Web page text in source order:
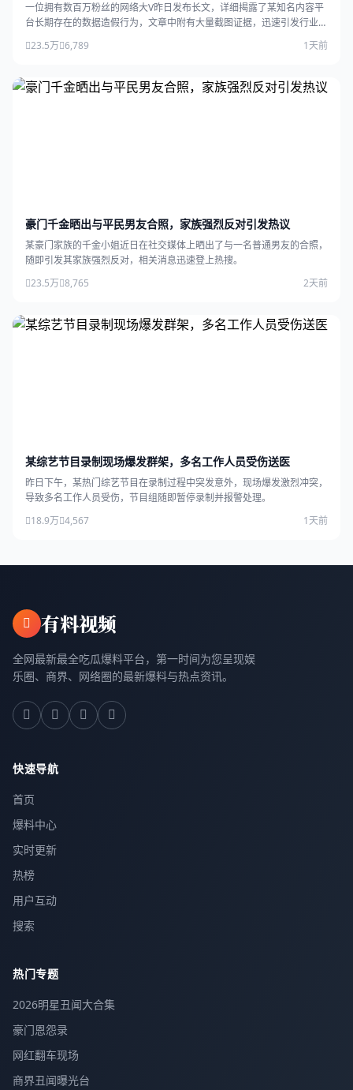
一位拥有数百万粉丝的网络大V昨日发布长文，详细揭露了某知名内容平
台长期存在的数据造假行为，文章中附有大量截图证据，迅速引发行业广
23.5万 6,789 1天前
豪门千金晒出与平民男友合照，家族强烈反对引发热议
某豪门家族的千金小姐近日在社交媒体上晒出了与一名普通男友的合照，
随即引发其家族强烈反对，相关消息迅速登上热搜。
23.5万 8,765 2天前
某综艺节目录制现场爆发群架，多名工作人员受伤送医
昨日下午，某热门综艺节目在录制过程中突发意外，现场爆发激烈冲突，
导致多名工作人员受伤，节目组随即暂停录制并报警处理。
18.9万 4,567 1天前
有料视频
全网最新最全吃瓜爆料平台，第一时间为您呈现娱
乐圈、商界、网络圈的最新爆料与热点资讯。
快速导航
首页
爆料中心
实时更新
热榜
用户互动
搜索
热门专题
2026明星丑闻大合集
豪门恩怨录
网红翻车现场
商界丑闻曝光台